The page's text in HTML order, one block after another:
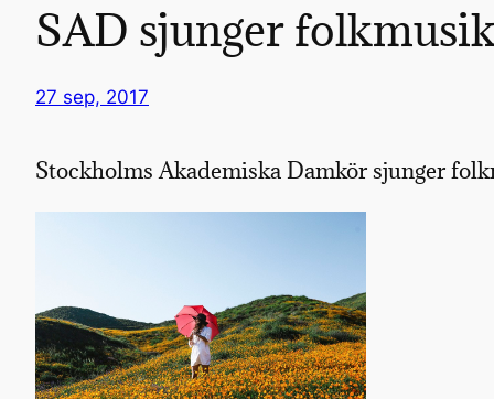
SAD sjunger
27 sep, 2017
Stockholms Akademiska Damkör sjunger